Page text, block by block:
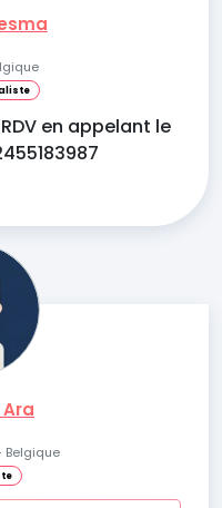
en appelant le
Ara
Belgique